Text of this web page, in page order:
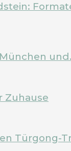
Zuhause
Türgong-